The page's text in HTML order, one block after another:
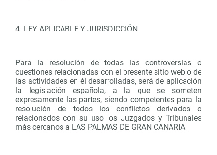
4. LEY APLICABLE Y JURISDICCIÓN
Para la resolución de todas las controversias o
cuestiones relacionadas con el presente sitio web o de
las actividades en él desarrolladas, será de aplicación
la legislación española, a la que se someten
expresamente las partes, siendo competentes para la
resolución de todos los conflictos derivados o
relacionados con su uso los Juzgados y Tribunales
más cercanos a LAS PALMAS DE GRAN CANARIA.